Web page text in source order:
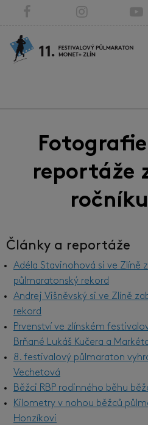
reportáže
Články a reportáže
Adéla Stavinohová si ve Zlíně
půlmaratonský rekord
Andrej Višněvský si ve Zlíně
rekord
Prvenství ve zlínském
Brňané Lukáš Kučera a
8. festivalový půlmaraton
Vechetová
Běžci RBP rodinného běhu
Kilometry v nohou běžců
Honzíkovi